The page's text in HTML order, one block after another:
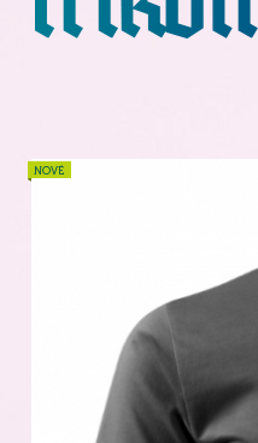
NOVÉ